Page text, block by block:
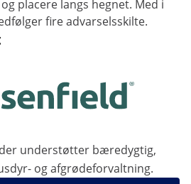
placere langs hegnet. Med i
fire advarselsskilte.
understøtter bæredygtig,
og afgrødeforvaltning.